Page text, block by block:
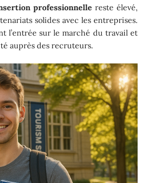
professionnelle reste élevé,
solides avec les entreprises.
l’entrée sur le marché du travail et
auprès des recruteurs.